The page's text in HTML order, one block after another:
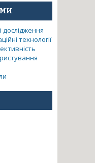
технології